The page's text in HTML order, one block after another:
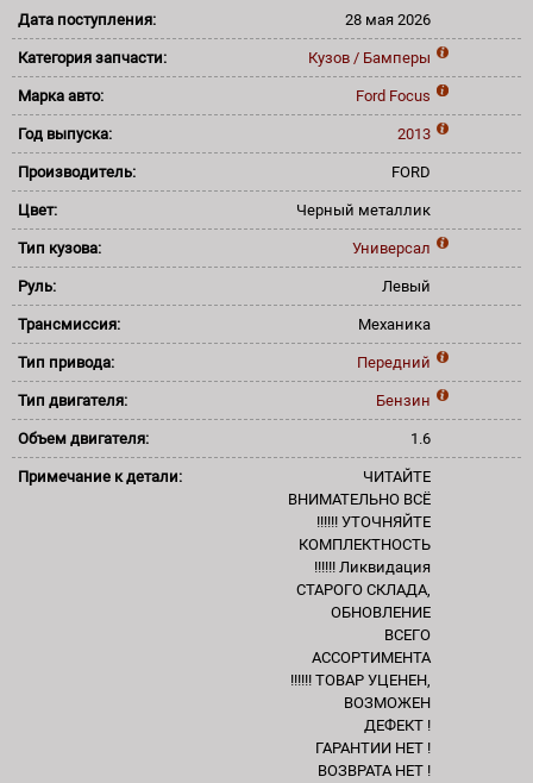
Дата поступления: 28 мая 2026
Категория запчасти: Кузов / Бамперы
Марка авто: Ford Focus
Год выпуска: 2013
Производитель: FORD
Цвет: Черный металлик
Тип кузова: Универсал
Руль: Левый
Трансмиссия: Механика
Тип привода: Передний
Тип двигателя: Бензин
Объем двигателя: 1.6
Примечание к детали:
ЧИТАЙТЕ
ВНИМАТЕЛЬНО ВСЁ
!!!!!! УТОЧНЯЙТЕ
КОМПЛЕКТНОСТЬ
!!!!!! Ликвидация
СТАРОГО СКЛАДА,
ОБНОВЛЕНИЕ
ВСЕГО
АССОРТИМЕНТА
!!!!!! ТОВАР УЦЕНЕН,
ВОЗМОЖЕН
ДЕФЕКТ !
ГАРАНТИИ НЕТ !
ВОЗВРАТА НЕТ !